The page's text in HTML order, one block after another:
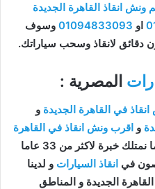
ونش انقاذ القاهرة الجديدة
او 01094833093 وسوف
لانقاذ وسحب سياراتك.
المصرية :
في القاهرة الجديدة و
و اقرب ونش انقاذ في القاهرة
لأن اوناشنا قريبة منك , كما نمتلك خبرة لاكثر من 33 عاما
في انقاذ السيارات و لدينا
الجديدة و المناطق